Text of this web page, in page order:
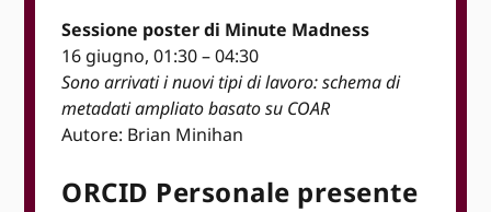
Sessione poster di Minute Madness
16 giugno, 01:30 – 04:30
Sono arrivati ​​i nuovi tipi di lavoro: schema di
metadati ampliato basato su COAR
Autore: Brian Minihan
ORCID Personale presente